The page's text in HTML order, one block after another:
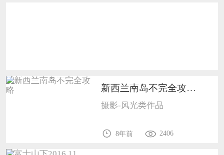
新西兰南岛不完全攻略1502
摄影-风光类作品
8年前 2406